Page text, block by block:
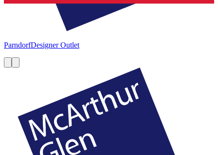
ParndorfDesigner Outlet